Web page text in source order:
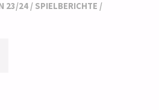
23/24 / SPIELBERICHTE /